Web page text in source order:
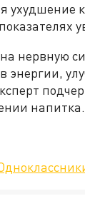
ухудшение
нервную
энергии,
напитка.